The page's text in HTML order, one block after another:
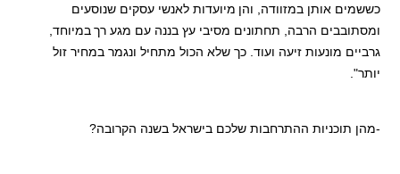
כששמים אותן במזוודה, והן מיועדות לאנשי עסקים שנוסעים
ומסתובבים הרבה, תחתונים מסיבי עץ בננה עם מגע רך במיוחד,
גרביים מונעות זיעה ועוד. כך שלא הכול מתחיל ונגמר במחיר זול
יותר".
-מהן תוכניות ההתרחבות שלכם בישראל בשנה הקרובה?